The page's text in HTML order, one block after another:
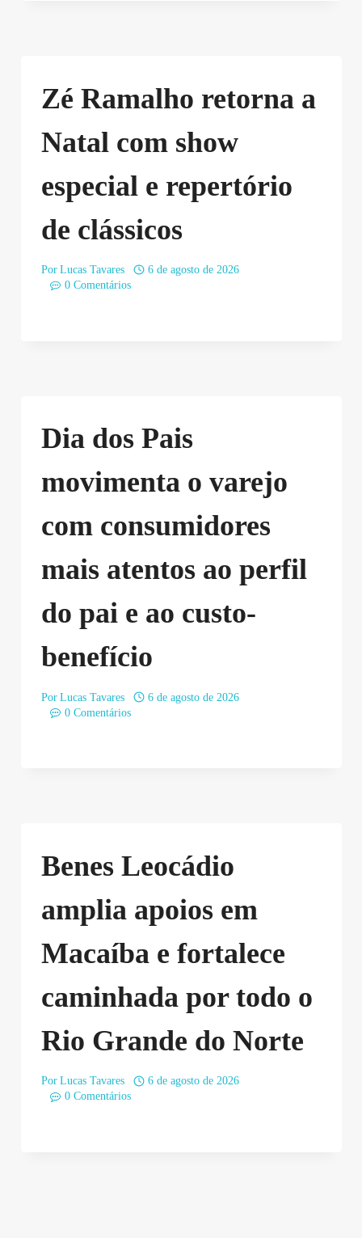
Zé Ramalho retorna a
Natal com show
especial e repertório
de clássicos
Por Lucas Tavares
6 de agosto de 2026
0 Comentários
Dia dos Pais
movimenta o varejo
com consumidores
mais atentos ao perfil
do pai e ao custo-
benefício
Por Lucas Tavares
6 de agosto de 2026
0 Comentários
Benes Leocádio
amplia apoios em
Macaíba e fortalece
caminhada por todo o
Rio Grande do Norte
Por Lucas Tavares
6 de agosto de 2026
0 Comentários